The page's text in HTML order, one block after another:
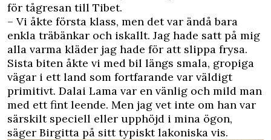
för tågresan till Tibet.
– Vi åkte första klass, men det var ändå bara
enkla träbänkar och iskallt. Jag hade satt på mig
alla varma kläder jag hade för att slippa frysa.
Sista biten åkte vi med bil längs smala, gropiga
vägar i ett land som fortfarande var väldigt
primitivt. Dalai Lama var en vänlig och mild man
med ett fint leende. Men jag vet inte om han var
särskilt speciell eller upphöjd i mina ögon,
säger Birgitta på sitt typiskt lakoniska vis.